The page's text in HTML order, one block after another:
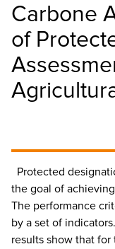
Carbone
of
Protected
the goal of
The performance
by a set of
results show that